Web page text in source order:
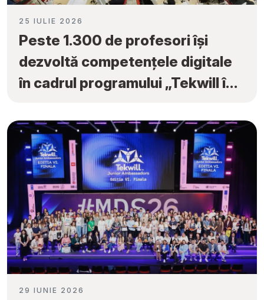
25 IULIE 2026
Peste 1.300 de profesori își
dezvoltă competențele digitale
în cadrul programului „Tekwill în
29 IUNIE 2026